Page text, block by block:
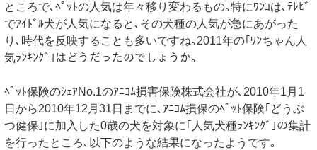
ところで､ﾍﾟｯﾄの人気は年々移り変わるもの｡特にﾜﾝｺは､ﾃﾚﾋﾞ
でｱｲﾄﾞﾙ犬が人気になると､その犬種の人気が急にあがった
り､時代を反映することも多いですね｡2011年の｢ﾜﾝちゃん人
気ﾗﾝｷﾝｸﾞ｣はどうだったのでしょうか｡
ﾍﾟｯﾄ保険のｼｪｱNo.1のｱﾆｺﾑ損害保険株式会社が､2010年1月1
日から2010年12月31日までに､ｱﾆｺﾑ損保のﾍﾟｯﾄ保険｢どうぶ
つ健保｣に加入した0歳の犬を対象に｢人気犬種ﾗﾝｷﾝｸﾞ｣の集計
を行ったところ､以下のような結果になったようです｡